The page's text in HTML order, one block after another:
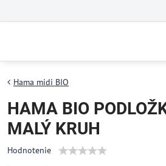
Hama midi BIO
HAMA BIO
MALÝ KRUH
Hodnotenie